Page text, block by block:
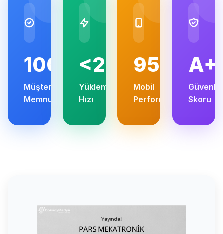
100%
Müşteri
Memnuniyeti
<2s
Yükleme
Hızı
95+
Mobil
Performans
A+
Güvenlik
Skoru